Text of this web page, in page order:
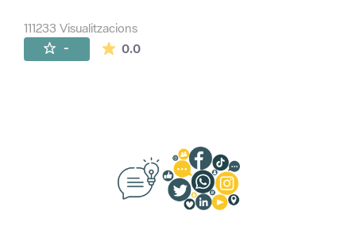
111233 Visualitzacions
- 0.0La mitjana de les valoracions és de 0